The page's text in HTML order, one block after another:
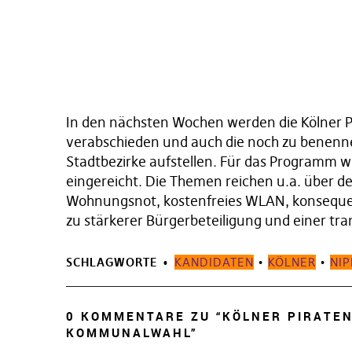
In den nächsten Wochen werden die
verabschieden und auch die noch zu
Stadtbezirke aufstellen. Für das Programm
eingereicht. Die Themen reichen u.a. über
Wohnungsnot, kostenfreies WLAN,
zu stärkerer Bürgerbeteiligung und einer
SCHLAGWORTE KANDIDATEN • KÖLNER •
0 KOMMENTARE ZU “ KÖLNER
KOMMUNALWAHL”